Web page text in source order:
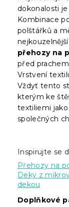
dokonalosti
Kombinace
polštářků a
přehozy na
před
Vrstvení
Vždyť tento
kterým ke
textiliemi jako
společných
Inspirujte se
Přehozy na
Deky z
dekou
Doplňkové